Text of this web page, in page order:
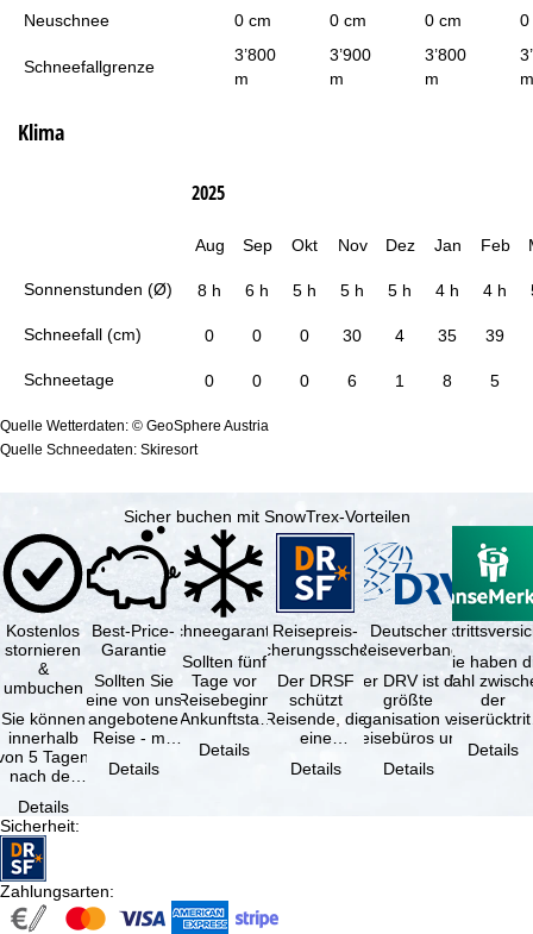
Neuschnee
0 cm 0 cm 0 cm 0
Schneefallgrenze
3’800
m
3’900
m
3’800
m
m
Klima
Sonnenstunden (Ø)
Schneefall (cm)
Schneetage
2025
Aug Sep Okt Nov Dez Jan Feb
8 h 6 h 5 h 5 h 5 h 4 h 4 h
0 0 0 30 4 35 39
0 0 0 6 1 8 5
Quelle Wetterdaten: © GeoSphere Austria
Quelle Schneedaten: Skiresort
Sicher buchen mit SnowTrex-Vorteilen
Kostenlos
stornieren
&
umbuchen
Sie können
innerhalb
5 Tagen
nach der
kostenfrei
…
Details
Best-Price-
Garantie
Sollten Sie
eine von uns
angebotene
Reise - mit
Leistung und
Details
Schneegarantie
Sollten fünf
Tage vor
Reisebeginn
(Ankunftstag)
Schneemangel
Details
Reisepreis-
Sicherungsschein
Der DRSF
schützt
Reisende, die
eine
oder
Details
Deutscher
Reiseverband
Der DRV ist die
größte
Organisation von
Reisebüros und
Reiseveranstaltern
in …
Details
Sie haben
Wahl
der
(inklusive
Details
Sicherheit:
Zahlungsarten: